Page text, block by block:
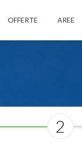
OFFERTE AREE
2